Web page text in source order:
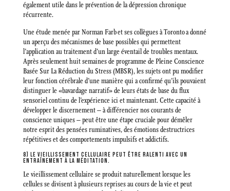
également utile dans le prévention de la dépression chronique
récurrente.
Une étude menée par Norman Farb et ses collègues à Toronto a donné
un aperçu des mécanismes de base possibles qui permettent
l’application au traitement d’un large éventail de troubles mentaux.
Après seulement huit semaines de programme de Pleine Conscience
Basée Sur La Réduction du Stress (MBSR), les sujets ont pu modifier
leur fonction cérébrale d’une manière qui a confirmé qu’ils pouvaient
distinguer le «bavardage narratif» de leurs états de base du flux
sensoriel continu de l’expérience ici et maintenant. Cette capacité à
développer le discernement – à différencier nos courants de
conscience uniques – peut être une étape cruciale pour démêler
notre esprit des pensées ruminatives, des émotions destructrices
répétitives et des comportements impulsifs et addictifs.
8) LE VIEILLISSEMENT CELLULAIRE PEUT ÊTRE RALENTI AVEC UN
ENTRAÎNEMENT À LA MÉDITATION.
Le vieillissement cellulaire se produit naturellement lorsque les
cellules se divisent à plusieurs reprises au cours de la vie et peut